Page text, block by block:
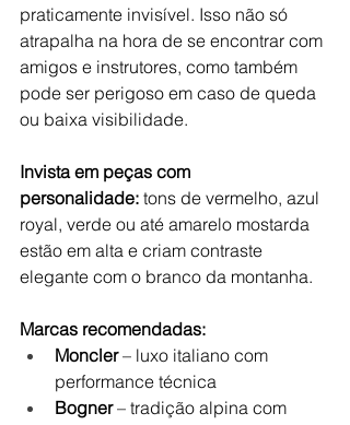
praticamente invisível. Isso não só
atrapalha na hora de se encontrar com
amigos e instrutores, como também
pode ser perigoso em caso de queda
ou baixa visibilidade.
Invista em peças com
personalidade: tons de vermelho, azul
royal, verde ou até amarelo mostarda
estão em alta e criam contraste
elegante com o branco da montanha.
Marcas recomendadas:
Moncler – luxo italiano com
performance técnica
Bogner – tradição alpina com